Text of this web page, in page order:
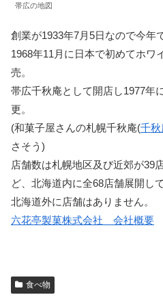
帯広の地図
創業が1933年7月5日なので今年
1968年11月に日本で初めてホワ
売。
帯広千秋庵として開店し1977年
更。
(和菓子屋さんの札幌千秋庵(千秋
さそう)
店舗数は札幌地区及び近郊が39
ど、北海道内に全68店舗展開し
北海道外に店舗はありません。
六花亭製菓株式会社 会社概要
食べ物